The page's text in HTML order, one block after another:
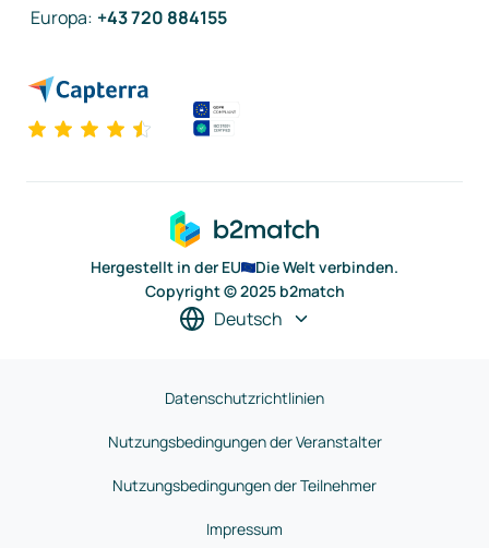
Europa: +43 720 884155
Hergestellt in der EU
Die Welt verbinden.
Copyright © 2025 b2match
Deutsch
Datenschutzrichtlinien
Nutzungsbedingungen der Veranstalter
Nutzungsbedingungen der Teilnehmer
Impressum